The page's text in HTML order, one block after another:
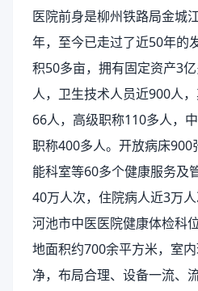
医院前身是柳州铁路局金城
年，至今已走过了近50年的
积50多亩，拥有固定资产3
人，卫生技术人员近900人
66人，高级职称110多人，
职称400多人。开放病床900
能科室等60多个健康服务及
40万人次，住院病人近3万人
河池市中医医院健康体检科
地面积约700余平方米，室
净，布局合理、设备一流、